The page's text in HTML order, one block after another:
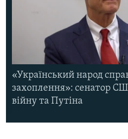
«Український народ
захоплення»: сенатор
війну та Путіна